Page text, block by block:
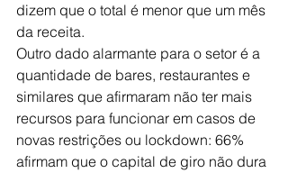
dizem que o total é menor que um mês
da receita.
Outro dado alarmante para o setor é a
quantidade de bares, restaurantes e
similares que afirmaram não ter mais
recursos para funcionar em casos de
novas restrições ou lockdown: 66%
afirmam que o capital de giro não dura